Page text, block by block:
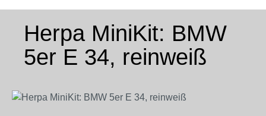
Herpa MiniKit: BMW
5er E 34, reinweiß
Bildergalerie überspringen